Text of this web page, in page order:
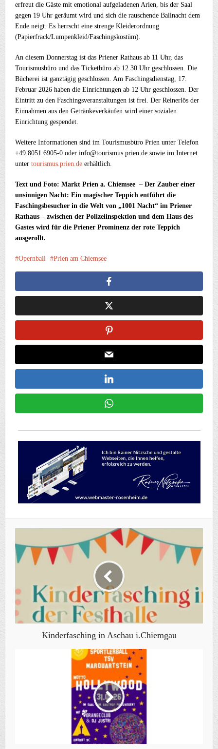
erfreut die Gäste mit emotional aufgeladenen Arien, bis der Saal
gegen 19 Uhr geräumt wird und sich die rauschende Ballnacht dem
Ende neigt. Es herrscht eine strenge Kleiderordnung
(Papierfrack/Lumpenkleid/Faschingskostüm).
An diesem Donnerstag ist das Priener Rathaus ab 11 Uhr, das
Tourismusbüro und das Ticketbüro ab 12.30 Uhr geschlossen. Die
Bücherei ist ganztägig geschlossen. Am Faschingsdienstag, 17.
Februar 2026 haben die Einrichtungen ab 12 Uhr geschlossen. Der
Eintritt zu den Faschingsveranstaltungen ist frei. Der Reinerlös der
Einnahmen aus den Getränkeverkäufen wird einer sozialen
Einrichtung gespendet.
Weitere Informationen sind im Tourismusbüro Prien unter Telefon
+49 8051 6905-0 oder info@tourismus.prien.de sowie im Internet
untertourismus.prien.de erhältlich.
Text und Foto: Markt Prien a. Chiemsee – Der Zauber einer
unsinnigen Nacht: Ein magischer Teppich entführt die
Faschingsbesucher in die Welt von „1001 Nacht“ im Priener
Rathaus – zwischen der Polizeiinspektion und dem Haus des
Gastes wird für die Priener Prominenz der rote Teppich
ausgerollt.
Opernball Prien am Chiemsee
Kinderfasching in Aschau i.Chiemgau